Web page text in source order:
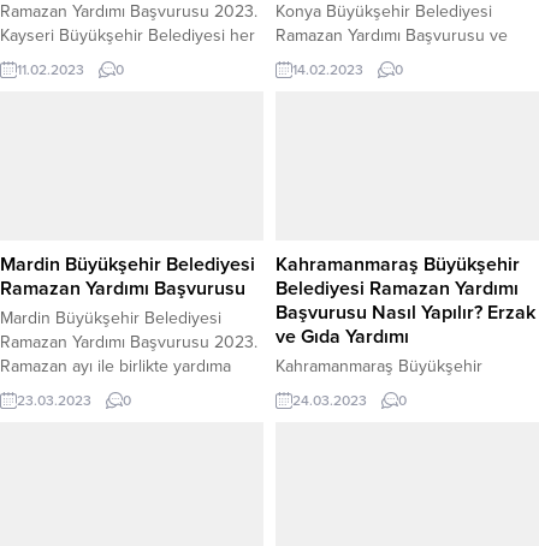
Ramazan Yardımı Başvurusu 2023.
Kayseri Büyükşehir Belediyesi her
sene olduğu gibi bu senede
Ramazan ayına özel olarak sosyal
Ramazan yardımından
yararlanmaya hak kazanmaktadır.
Kayseri...
11.02.2023 0
Konya Büyükşehir Belediyesi
Ramazan Yardımı Başvurusu ve
Sorgulama 2023. Birçok il
belediyesi her yıl Ramazan ayının
alınır? Ramazan yardımına nasıl
başvuru yapılır? Gibi merak edilen
başlıklar yazımızda yer...
14.02.2023 0
Mardin Büyükşehir Belediyesi
Ramazan Yardımı Başvurusu
Mardin Büyükşehir Belediyesi
Ramazan Yardımı Başvurusu 2023.
Ramazan ayı ile birlikte yardıma
muhtaç kişilere, Mardin Büyükşehir
Belediyesi gıda yardım kolisi
23.03.2023 0
Kahramanmaraş Büyükşehir
Belediyesi Ramazan Yardımı
Başvurusu Nasıl Yapılır? Erzak
ve Gıda Yardımı
Kahramanmaraş Büyükşehir
Belediyesi Ramazan Yardımı
Başvurusu Nasıl Yapılır? Erzak ve
24.03.2023 0